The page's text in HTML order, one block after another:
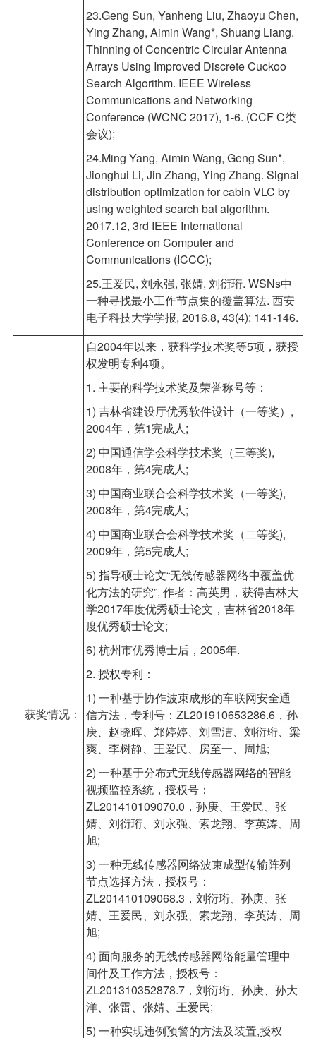
23.Geng Sun, Yanheng Liu, Zhaoyu Chen,
Ying Zhang, Aimin Wang*, Shuang Liang.
Thinning of Concentric Circular Antenna
Arrays Using Improved Discrete Cuckoo
Search Algorithm. IEEE Wireless
Communications and Networking
Conference (WCNC 2017), 1-6. (CCF C类
会议);
24.Ming Yang, Aimin Wang, Geng Sun*,
Jionghui Li, Jin Zhang, Ying Zhang. Signal
distribution optimization for cabin VLC by
using weighted search bat algorithm.
2017.12, 3rd IEEE International
Conference on Computer and
Communications (ICCC);
25.王爱民, 刘永强, 张婧, 刘衍珩. WSNs中
一种寻找最小工作节点集的覆盖算法. 西安
电子科技大学学报, 2016.8, 43(4): 141-146.
获奖情况：
自2004年以来，获科学技术奖等5项，获授
权发明专利4项。
1. 主要的科学技术奖及荣誉称号等：
1) 吉林省建设厅优秀软件设计（一等奖）,
2004年，第1完成人;
2) 中国通信学会科学技术奖（三等奖),
2008年，第4完成人;
3) 中国商业联合会科学技术奖（一等奖),
2008年，第4完成人;
4) 中国商业联合会科学技术奖（二等奖),
2009年，第5完成人;
5) 指导硕士论文“无线传感器网络中覆盖优
化方法的研究”, 作者：高英男，获得吉林大
学2017年度优秀硕士论文，吉林省2018年
度优秀硕士论文;
6) 杭州市优秀博士后，2005年.
2. 授权专利：
1) 一种基于协作波束成形的车联网安全通
信方法，专利号：ZL201910653286.6，孙
庚、赵晓晖、郑婷婷、刘雪洁、刘衍珩、梁
爽、李树静、王爱民、房至一、周旭;
2) 一种基于分布式无线传感器网络的智能
视频监控系统，授权号：
ZL201410109070.0，孙庚、王爱民、张
婧、刘衍珩、刘永强、索龙翔、李英涛、周
旭;
3) 一种无线传感器网络波束成型传输阵列
节点选择方法，授权号：
ZL201410109068.3，刘衍珩、孙庚、张
婧、王爱民、刘永强、索龙翔、李英涛、周
旭;
4) 面向服务的无线传感器网络能量管理中
间件及工作方法，授权号：
ZL201310352878.7，刘衍珩、孙庚、孙大
洋、张雷、张婧、王爱民;
5) 一种实现违例预警的方法及装置,授权